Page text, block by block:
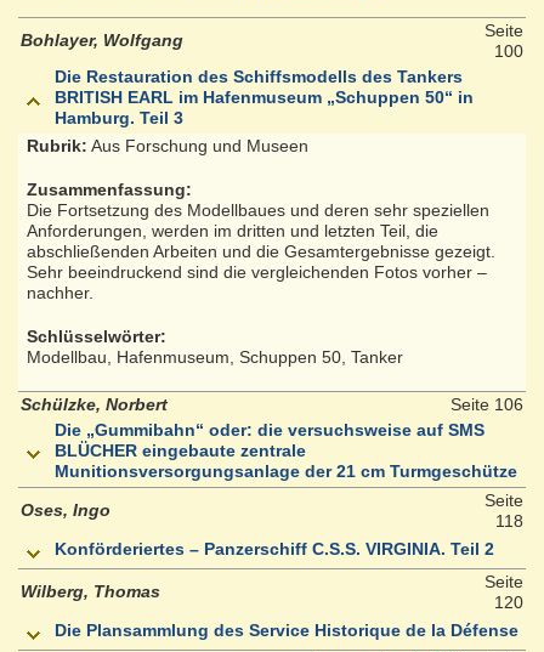
Bohlayer, Wolfgang
Seite
100
Die Restauration des Schiffsmodells des Tankers
BRITISH EARL im Hafenmuseum „Schuppen 50“ in
Hamburg. Teil 3
Rubrik: Aus Forschung und Museen
Zusammenfassung:
Die Fortsetzung des Modellbaues und deren sehr speziellen
Anforderungen, werden im dritten und letzten Teil, die
abschließenden Arbeiten und die Gesamtergebnisse gezeigt.
Sehr beeindruckend sind die vergleichenden Fotos vorher –
nachher.
Schlüsselwörter:
Modellbau, Hafenmuseum, Schuppen 50, Tanker
Schülzke, Norbert
Seite 106
Die „Gummibahn“ oder: die versuchsweise auf SMS
BLÜCHER eingebaute zentrale
Munitionsversorgungsanlage der 21 cm Turmgeschütze
Oses, Ingo
Seite
118
Konförderiertes – Panzerschiff C.S.S. VIRGINIA. Teil 2
Wilberg, Thomas
Seite
120
Die Plansammlung des Service Historique de la Défense